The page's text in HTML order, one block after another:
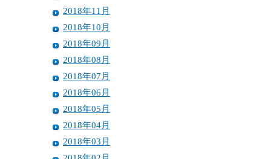
2018年11月
2018年10月
2018年09月
2018年08月
2018年07月
2018年06月
2018年05月
2018年04月
2018年03月